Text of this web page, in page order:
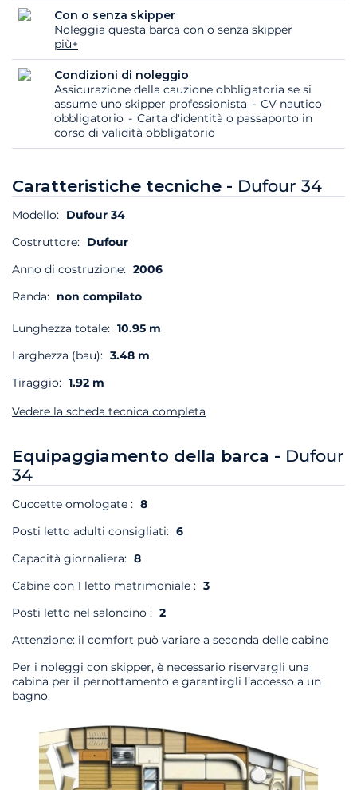
Con o senza skipper
Noleggia questa barca con o senza skipper
più+
Condizioni di noleggio
Assicurazione della cauzione obbligatoria se si
assume uno skipper professionista
CV nautico
obbligatorio
Carta d'identità o passaporto in
corso di validità obbligatorio
Caratteristiche tecniche - Dufour 34
Modello: Dufour 34
Costruttore: Dufour
Anno di costruzione: 2006
Randa: non compilato
Lunghezza totale: 10.95 m
Larghezza (bau): 3.48 m
Tiraggio: 1.92 m
Vedere la scheda tecnica completa
Equipaggiamento della barca - Dufour
34
Cuccette omologate : 8
Posti letto adulti consigliati: 6
Capacità giornaliera: 8
Cabine con 1 letto matrimoniale : 3
Posti letto nel saloncino : 2
Attenzione: il comfort può variare a seconda delle cabine
Per i noleggi con skipper, è necessario riservargli una
cabina per il pernottamento e garantirgli l’accesso a un
bagno.